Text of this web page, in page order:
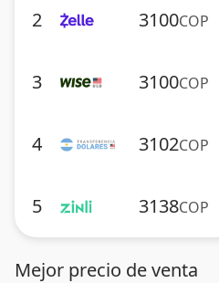
2 3100COP
3 3100COP
4 3102COP
5 3138COP
Mejor precio de venta